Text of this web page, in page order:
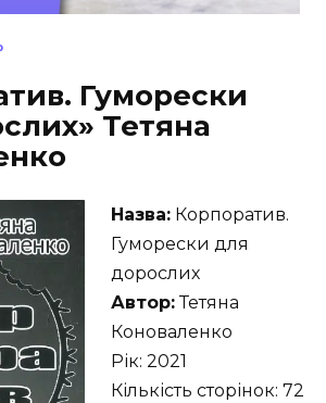
Гуморески
Тетяна
Назва: Корпоратив.
Гуморески для
дорослих
Автор:Тетяна
Коноваленко
Рік: 2021
Кількість сторінок: 72